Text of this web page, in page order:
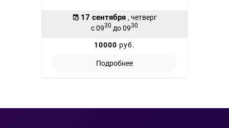
17 сентября , четверг
с 0930 до 0930
10000 руб.
Подробнее